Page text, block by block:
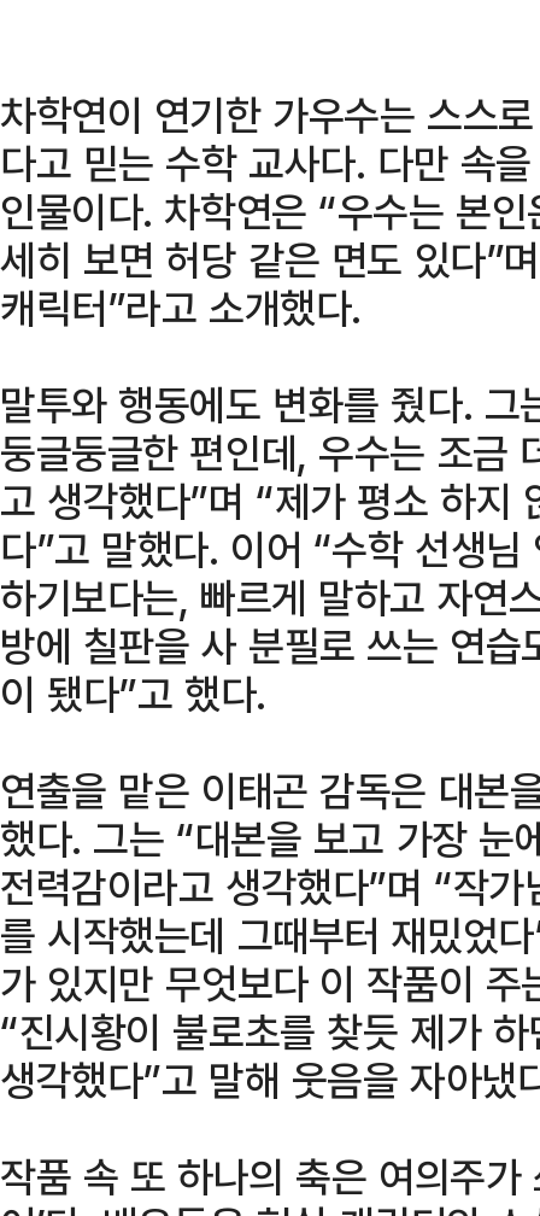
차학연이 연기한 가우수는 스스
다고 믿는 수학 교사다. 다만 속
인물이다. 차학연은 “우수는 본
세히 보면 허당 같은 면도 있다”
캐릭터”라고 소개했다.
말투와 행동에도 변화를 줬다.
둥글둥글한 편인데, 우수는 조금
고 생각했다”며 “제가 평소 하지
다”고 말했다. 이어 “수학 선생
하기보다는, 빠르게 말하고 자연
방에 칠판을 사 분필로 쓰는 연
이 됐다”고 했다.
연출을 맡은 이태곤 감독은 대본
했다. 그는 “대본을 보고 가장 눈
전력감이라고 생각했다”며 “작
를 시작했는데 그때부터 재밌었
가 있지만 무엇보다 이 작품이
“진시황이 불로초를 찾듯 제가
생각했다”고 말해 웃음을 자아냈
작품 속 또 하나의 축은 여의주가